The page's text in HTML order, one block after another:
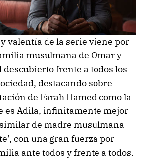
valentía de la serie viene por
musulmana de Omar y
descubierto frente a todos los
destacando sobre
de Farah Hamed como la
es Adila, infinitamente mejor
de madre musulmana
con una gran fuerza por
ante todos y frente a todos.